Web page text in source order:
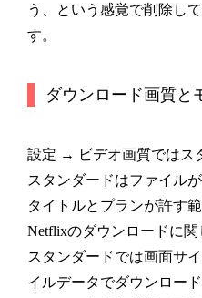
う、という感覚で削除し
す。
ダウンロード画質と
設定 → ビデオ画質ではス
スタンダードはファイル
タイトルとプランが許す
Netflixのダウンロードに
スタンダードでは画面サ
イルデータでダウンロード